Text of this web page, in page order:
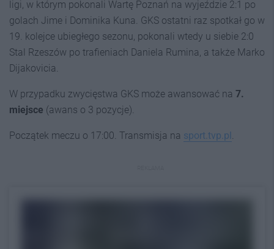
ligi, w którym pokonali Wartę Poznań na wyjeździe 2:1 po
golach Jime i Dominika Kuna. GKS ostatni raz spotkał go w
19. kolejce ubiegłego sezonu, pokonali wtedy u siebie 2:0
Stal Rzeszów po trafieniach Daniela Rumina, a także Marko
Dijakovicia.
W przypadku zwycięstwa GKS może awansować na 7.
miejsce (awans o 3 pozycje).
Początek meczu o 17:00. Transmisja na sport.tvp.pl